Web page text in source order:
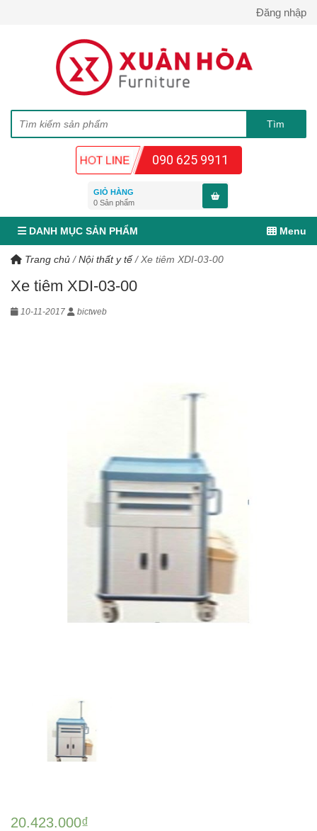
Đăng nhập
090 625 9911
GIỎ HÀNG
0 Sản phẩm
DANH MỤC SẢN PHẨM Menu
Trang chủ /Nội thất y tế/ Xe tiêm XDI-03-00
Xe tiêm XDI-03-00
10-11-2017 bictweb
20.423.000₫